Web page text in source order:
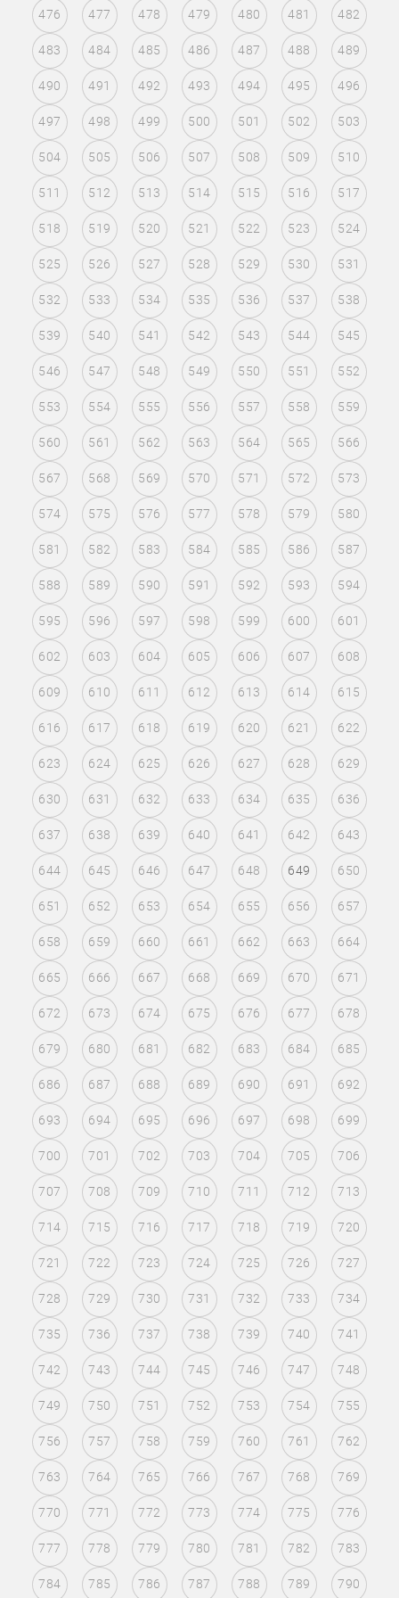
476 477 478 479 480 481 482
483 484 485 486 487 488 489
490 491 492 493 494 495 496
497 498 499 500 501 502 503
504 505 506 507 508 509 510
511 512 513 514 515 516 517
518 519 520 521 522 523 524
525 526 527 528 529 530 531
532 533 534 535 536 537 538
539 540 541 542 543 544 545
546 547 548 549 550 551 552
553 554 555 556 557 558 559
560 561 562 563 564 565 566
567 568 569 570 571 572 573
574 575 576 577 578 579 580
581 582 583 584 585 586 587
588 589 590 591 592 593 594
595 596 597 598 599 600 601
602 603 604 605 606 607 608
609 610 611 612 613 614 615
616 617 618 619 620 621 622
623 624 625 626 627 628 629
630 631 632 633 634 635 636
637 638 639 640 641 642 643
644 645 646 647 648 649 650
651 652 653 654 655 656 657
658 659 660 661 662 663 664
665 666 667 668 669 670 671
672 673 674 675 676 677 678
679 680 681 682 683 684 685
686 687 688 689 690 691 692
693 694 695 696 697 698 699
700 701 702 703 704 705 706
707 708 709 710 711 712 713
714 715 716 717 718 719 720
721 722 723 724 725 726 727
728 729 730 731 732 733 734
735 736 737 738 739 740 741
742 743 744 745 746 747 748
749 750 751 752 753 754 755
756 757 758 759 760 761 762
763 764 765 766 767 768 769
770 771 772 773 774 775 776
777 778 779 780 781 782 783
784 785 786 787 788 789 790